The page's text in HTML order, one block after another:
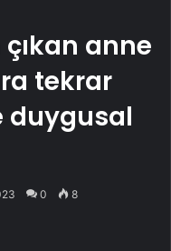
çıkan anne
tekrar
duygusal
0 8